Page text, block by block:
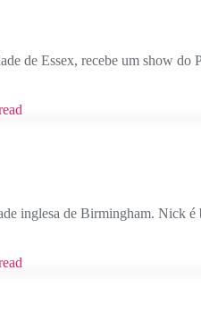
de Essex, recebe um show
inglesa de Birmingham. Nick